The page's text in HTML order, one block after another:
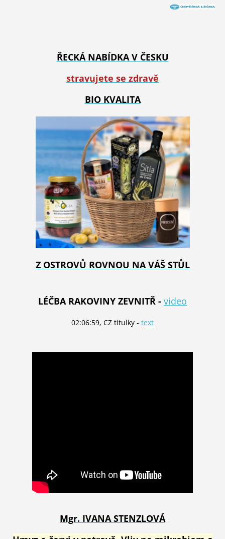
ŘECKÁ NABÍDKA V ČESKU
stravujete se zdravě
BIO KVALITA
Z OSTROVŮ ROVNOU NA VÁŠ STŮL
LÉČBA RAKOVINY ZEVNITŘ - video
02:06:59, CZ titulky - text
Mgr. IVANA STENZLOVÁ